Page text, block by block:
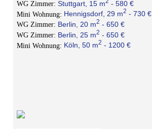
WG Zimmer: Stuttgart, 15 m - 580 €
Mini Wohnung: Hennigsdorf, 29 m2 - 730 €
WG Zimmer: Berlin, 20 m2 - 650 €
WG Zimmer: Berlin, 25 m2 - 650 €
Mini Wohnung: Köln, 50 m2 - 1200 €